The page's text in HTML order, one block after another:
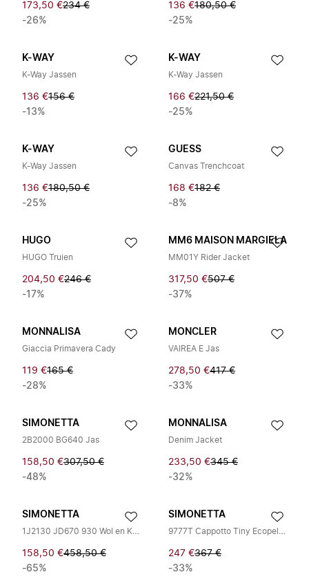
173,50 €234 €
-26%
136 €180,50 €
-25%
K-WAY
K-Way Jassen
136 €156 €
-13%
K-WAY
K-Way Jassen
166 €221,50 €
-25%
K-WAY
K-Way Jassen
136 €180,50 €
-25%
GUESS
Canvas Trenchcoat
168 €182 €
-8%
HUGO
HUGO Truien
204,50 €246 €
-17%
MM6 MAISON MARGIELA
MM01Y Rider Jacket
317,50 €507 €
-37%
MONNALISA
Giaccia Primavera Cady
119 €165 €
-28%
MONCLER
VAIREA E Jas
278,50 €417 €
-33%
SIMONETTA
2B2000 BG640 Jas
158,50 €307,50 €
-48%
MONNALISA
Denim Jacket
233,50 €345 €
-32%
SIMONETTA
1J2130 JD670 930 Wol en Kasjmier Jas
158,50 €458,50 €
-65%
SIMONETTA
9777T Cappotto Tiny Ecopelliccia
247 €367 €
-33%